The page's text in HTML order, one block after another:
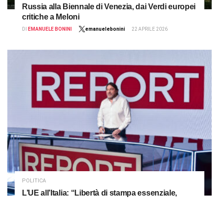
Russia alla Biennale di Venezia, dai Verdi europei
critiche a Meloni
DI EMANUELE BONINI emanuelebonini 22 APRILE 2026
POLITICA
L’UE all’Italia: “Libertà di stampa essenziale,